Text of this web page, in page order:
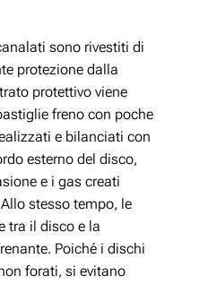
sono rivestiti di
protezione dalla
protettivo viene
freno con poche
e bilanciati con
esterno del disco,
e i gas creati
stesso tempo, le
tra il disco e la
Poiché i dischi
forati, si evitano